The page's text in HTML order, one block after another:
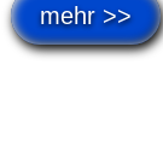
mehr >>